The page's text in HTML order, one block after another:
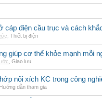
cáp điện cầu trục và cách
Thiết bị điện
giúp cơ thể khỏe mạnh mỗi
Giao lưu
nối xích KC trong công
Hướng dẫn tham gia